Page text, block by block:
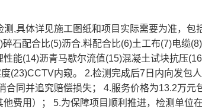
,具体详见施工图纸和项目实际需要为准，包
石配合比(5)沥合.料配合比(6)土工布(7)电缆
能(14)沥青马歇尔流值(15)混凝土试块抗压
(23)CCTV内窥。 2.检测完成后7日内向发包
同并追究赔偿损失； 4.服务价格为13.2万元
费用）； 5.为保障项目顺利推进，检测单位